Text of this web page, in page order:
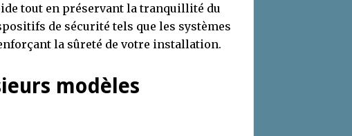
tout en préservant la tranquillité du
de sécurité tels que les systèmes
la sûreté de votre installation.
modèles